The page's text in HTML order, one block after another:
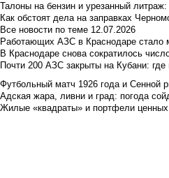
Талоны на бензин и урезанный
Как обстоят дела на заправках
Все новости по теме 12.07.2026
Работающих АЗС в Краснодаре стало
В Краснодаре снова сократилось
Почти 200 АЗС закрыты на Кубани:
Футбольный матч 1926 года и Сенной
Адская жара, ливни и град: погода
Жилые «квадраты» и портфели